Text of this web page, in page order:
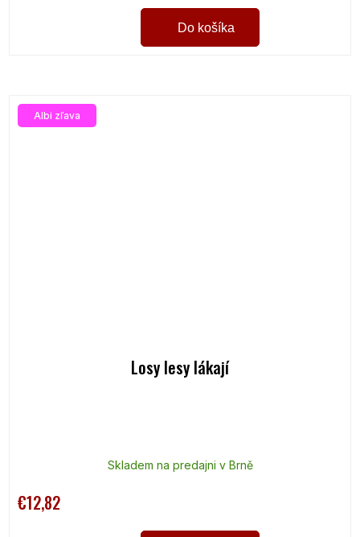
Do košíka
Albi zľava
Losy lesy lákají
Skladem na predajni v Brně
€12,82